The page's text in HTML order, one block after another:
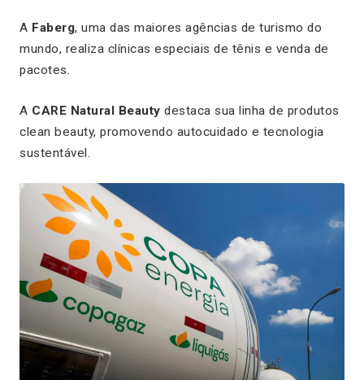
A Faberg, uma das maiores agências de turismo do
mundo, realiza clínicas especiais de tênis e venda de
pacotes.
A CARE Natural Beauty destaca sua linha de produtos
clean beauty, promovendo autocuidado e tecnologia
sustentável.